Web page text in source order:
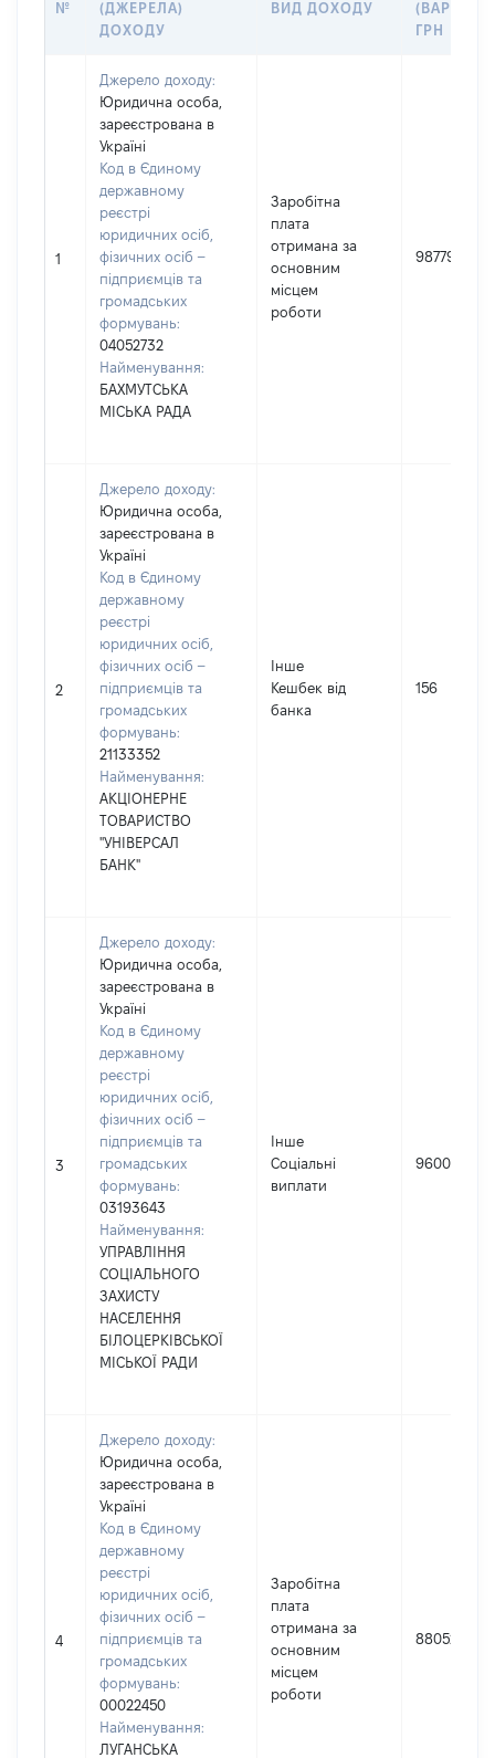
№
(ДЖЕРЕЛА)
ДОХОДУ
ВИД ДОХОДУ
ГРН
1
Джерело доходу:
Юридична особа,
зареєстрована в
Україні
Код в Єдиному
державному
реєстрі
юридичних осіб,
фізичних осіб –
підприємців та
громадських
формувань:
04052732
Найменування:
БАХМУТСЬКА
МІСЬКА РАДА
Заробітна
плата
отримана за
основним
місцем
роботи
98779
2
Джерело доходу:
Юридична особа,
зареєстрована в
Україні
Код в Єдиному
державному
реєстрі
юридичних осіб,
фізичних осіб –
підприємців та
громадських
формувань:
21133352
Найменування:
АКЦІОНЕРНЕ
ТОВАРИСТВО
"УНІВЕРСАЛ
БАНК"
Інше
Кешбек від
банка
156
3
Джерело доходу:
Юридична особа,
зареєстрована в
Україні
Код в Єдиному
державному
реєстрі
юридичних осіб,
фізичних осіб –
підприємців та
громадських
формувань:
03193643
Найменування:
УПРАВЛІННЯ
СОЦІАЛЬНОГО
ЗАХИСТУ
НАСЕЛЕННЯ
БІЛОЦЕРКІВСЬКОЇ
МІСЬКОЇ РАДИ
Інше
Соціальні
виплати
96000
4
Джерело доходу:
Юридична особа,
зареєстрована в
Україні
Код в Єдиному
державному
реєстрі
юридичних осіб,
фізичних осіб –
підприємців та
громадських
формувань:
00022450
Найменування:
ЛУГАНСЬКА
Заробітна
плата
отримана за
основним
місцем
роботи
880528